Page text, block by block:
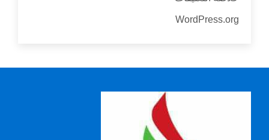
WordPress.org